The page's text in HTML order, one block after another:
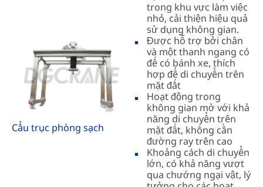
trong khu vực làm việc
nhỏ, cải thiện hiệu quả
sử dụng không gian.
Cẩu trục phòng sạch
Được hỗ trợ bởi chân
và một thanh ngang có
đế có bánh xe, thích
hợp để di chuyển trên
mặt đất
Hoạt động trong
không gian mở với khả
năng di chuyển trên
mặt đất, không cần
đường ray trên cao
Khoảng cách di chuyển
lớn, có khả năng vượt
qua chướng ngại vật, lý